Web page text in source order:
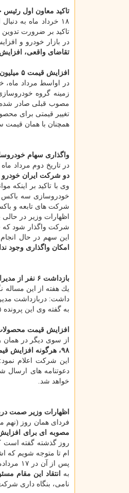
تاكید معاون اول
۱۸ خرداد ماه به
تاكید بر ضرورت
در بازار خودرو و
تقاضای واقعی،
افزایش قیمت ۵ میلیون تومانی برای یك محصول سایپا به سبب آپشن
در اواسط مرداد ماه،
زمینه گروه
تغییر قیمتی برای
همچنان با همان
واگذاری سهام
در تاریخ دوم مرداد
دو شركت ایران خودرو
وی با تاكید بر اینكه
خودروسازی سه باكس
شركت های تابعه و
شركت واگذار شود كه
این سهم در حال
امكان واگذاری وجود
بازداشت ۶ نفر از مدیران سایپا
یك هفته از این مساله
داشت: دربازداشت
به گفته وی این پرونده ۲۵ متهم دارد و ۶ نفر بازداشتند.
افزایش قیمت
از سوی دیگر در همان
۹۸، هرگونه افزایش قیمت را تكذیب كرد
این شركت اعلام
دعوتنامه های ارسال
خواهد شد.
اظهارات وزیر صمت
فردای همان روز (نهم
مصوبه ای برای
روز گذشته گفته است
ام تا متوجه شویم كه
پس از
به
انتقاد این مقام
نامی، بنگاه داری